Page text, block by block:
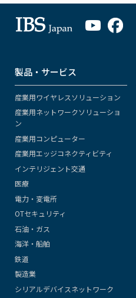
製品・サービス
産業用ワイヤレスソリューション
産業用ネットワークソリューショ
ン
産業用コンピューター
産業用エッジコネクティビティ
インテリジェント交通
医療
電力・変電所
OTセキュリティ
石油・ガス
海洋・船舶
鉄道
製造業
シリアルデバイスネットワーク